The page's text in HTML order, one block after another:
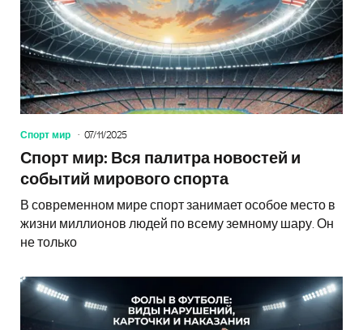
Спорт мир 07/11/2025
Спорт мир: Вся палитра новостей и
событий мирового спорта
В современном мире спорт занимает особое место в
жизни миллионов людей по всему земному шару. Он
не только